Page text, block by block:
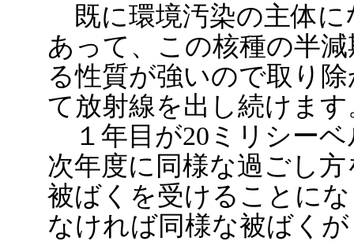
既に環境汚染の主体に
あって、この核種の半
る性質が強いので取り
て放射線を出し続けます
１年目が20ミリシー
次年度に同様な過ごし
被ばくを受けることに
なければ同様な被ばく